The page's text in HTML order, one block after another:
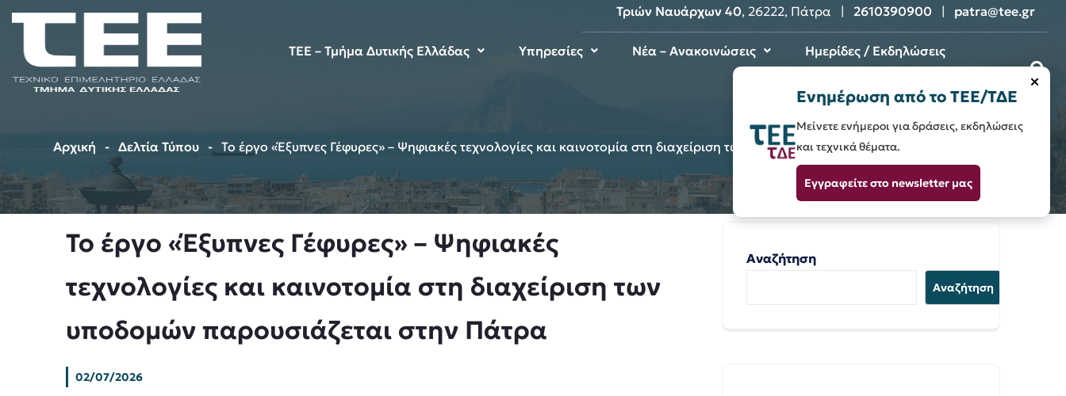
Τριών Ναυάρχων 40, 26222, Πάτρα | 2610390900 | patra@tee.gr
TEE – Τμήμα Δυτικής Ελλάδας Υπηρεσίες Νέα – Ανακοινώσεις Ημερίδες / Εκδηλώσεις
Επικοινωνία
Αρχική Δελτία Τύπου Το έργο «Έξυπνες Γέφυρες» – Ψηφιακές τεχνολογίες και καινοτομία στη διαχείριση των υποδομών παρουσιάζεται στην Πάτρα
Το έργο «Έξυπνες Γέφυρες» – Ψηφιακές
τεχνολογίες και καινοτομία στη διαχείριση των
υποδομών παρουσιάζεται στην Πάτρα
02/07/2026
Αναζήτηση
Αναζήτηση
×
Ενημέρωση από το ΤΕΕ/ΤΔΕ
Μείνετε ενήμεροι για δράσεις, εκδηλώσεις
και τεχνικά θέματα.
Εγγραφείτε στο newsletter μας